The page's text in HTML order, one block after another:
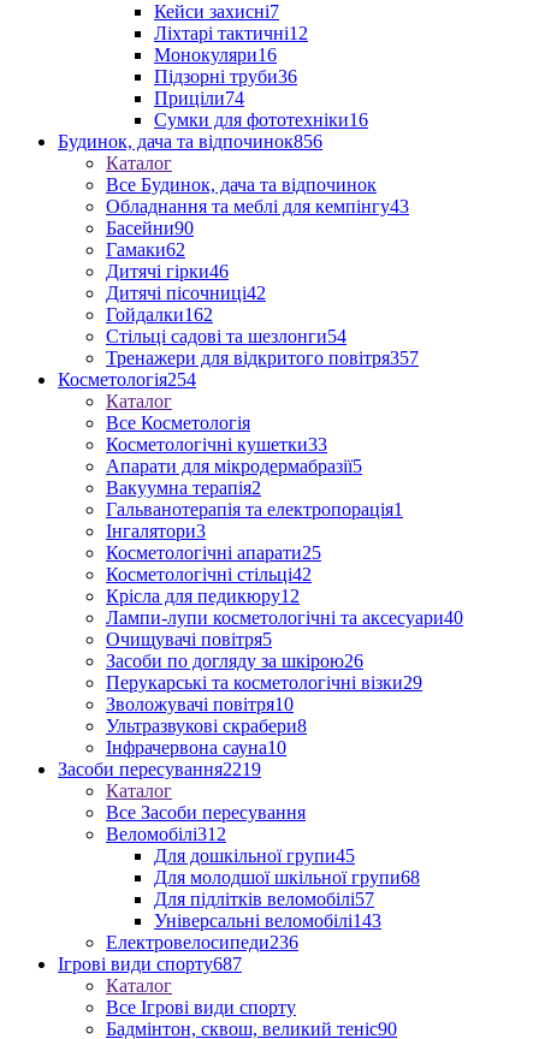
Кейси захисні7
Ліхтарі тактичні12
Монокуляри16
Підзорні труби36
Приціли74
Сумки для фототехніки16
Будинок, дача та відпочинок856
Каталог
Все Будинок, дача та відпочинок
Обладнання та меблі для кемпінгу43
Басейни90
Гамаки62
Дитячі гірки46
Дитячі пісочниці42
Гойдалки162
Стільці садові та шезлонги54
Тренажери для відкритого повітря357
Косметологія254
Каталог
Все Косметологія
Косметологічні кушетки33
Апарати для мікродермабразії5
Вакуумна терапія2
Гальванотерапія та електропорація1
Інгалятори3
Косметологічні апарати25
Косметологічні стільці42
Крісла для педикюру12
Лампи-лупи косметологічні та аксесуари40
Очищувачі повітря5
Засоби по догляду за шкірою26
Перукарські та косметологічні візки29
Зволожувачі повітря10
Ультразвукові скрабери8
Інфрачервона сауна10
Засоби пересування2219
Каталог
Все Засоби пересування
Веломобілі312
Для дошкільної групи45
Для молодшої шкільної групи68
Для підлітків веломобілі57
Універсальні веломобілі143
Електровелосипеди236
Ігрові види спорту687
Каталог
Все Ігрові види спорту
Бадмінтон, сквош, великий теніс90